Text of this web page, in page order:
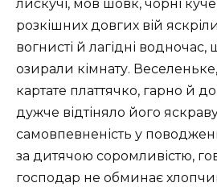
лискучі, мов шовк, чорні
розкішних довгих вій
вогнисті й лагідні водночас,
озирали кімнату.
картате платтячко, гарно й
дужче відтіняло його
самовпевненість у
за дитячою соромливістю,
господар не обминає